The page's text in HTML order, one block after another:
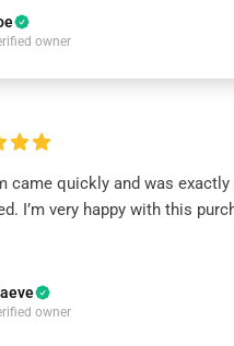
owner
came quickly and was exactly
I’m very happy with this
owner